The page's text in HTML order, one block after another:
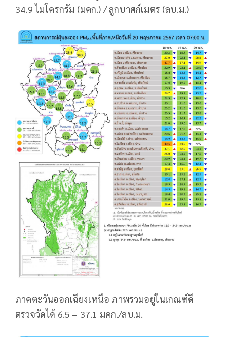
34.9 ไมโครกรัม (มคก.) / ลูกบาศก์เมตร (ลบ.ม.)
ภาคตะวันออกเฉียงเหนือ ภาพรวมอยู่ในเกณฑ์ดี
ตรวจวัดได้ 6.5 – 37.1 มคก./ลบ.ม.